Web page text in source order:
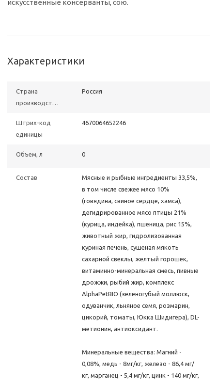
искусственные консерванты, сою.
Характеристики
Страна
производства
Россия
Штрих-код
единицы
4670064652246
Объем, л 0
Состав
Мясные и рыбные ингредиенты 33,5%,
в том числе свежее мясо 10%
(говядина, свиное сердце, хамса),
дегидрированное мясо птицы 21%
(курица, индейка), пшеница, рис 15%,
животный жир, гидролизованная
куриная печень, сушеная мякоть
сахарной свеклы, желтый горошек,
витаминно-минеральная смесь, пивные
дрожжи, рыбий жир, комплекс
AlphaPetBIO (зеленогубый моллюск,
одуванчик, льняное семя, розмарин,
цикорий, томаты, Юкка Шидигера), DL-
метионин, антиоксидант.
Минеральные вещества: Магний -
0,08%, медь - 8мг/кг, железо - 86,4 мг/
кг, марганец - 5,4 мг/кг, цинк - 140 мг/кг,